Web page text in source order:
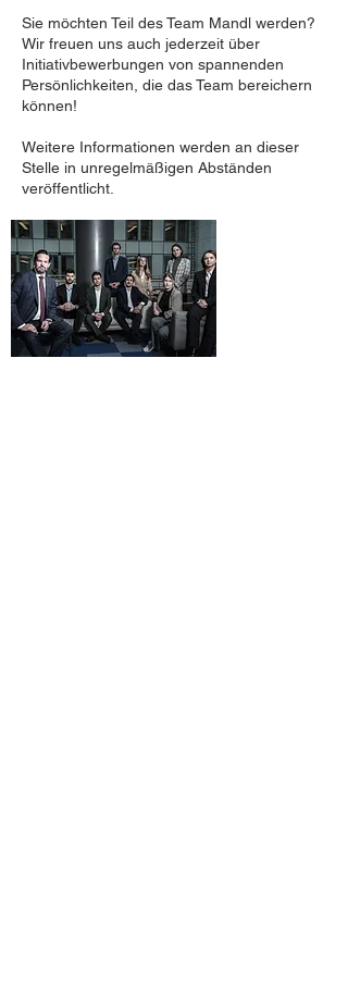
Sie möchten Teil des Team Mandl werden?
Wir freuen uns auch jederzeit über
Initiativbewerbungen von spannenden
Persönlichkeiten, die das Team bereichern
können!
Weitere Informationen werden an dieser
Stelle in unregelmäßigen Abständen
veröffentlicht.